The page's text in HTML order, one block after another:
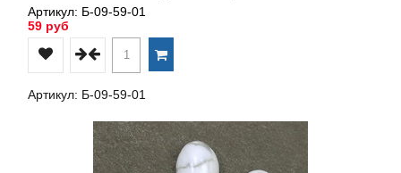
Артикул: Б-09-59-01
59 руб
Артикул: Б-09-59-01